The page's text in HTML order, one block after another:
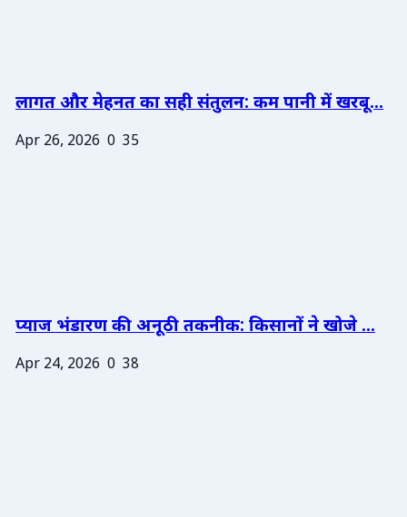
लागत और मेहनत का सही संतुलन: कम पानी में खरबू...
Apr 26, 2026 0 35
प्याज भंडारण की अनूठी तकनीक: किसानों ने खोजे ...
Apr 24, 2026 0 38